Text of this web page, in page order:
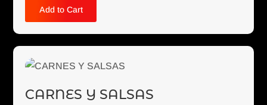
Add to Cart
CARNES Y SALSAS